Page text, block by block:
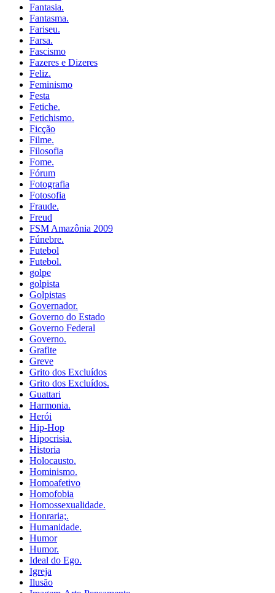
Fantasia.
Fantasma.
Fariseu.
Farsa.
Fascismo
Fazeres e Dizeres
Feliz.
Feminismo
Festa
Fetiche.
Fetichismo.
Ficção
Filme.
Filosofia
Fome.
Fórum
Fotografia
Fotosofia
Fraude.
Freud
FSM Amazônia 2009
Fúnebre.
Futebol
Futebol.
golpe
golpista
Golpistas
Governador.
Governo do Estado
Governo Federal
Governo.
Grafite
Greve
Grito dos Excluídos
Grito dos Excluídos.
Guattari
Harmonia.
Herói
Hip-Hop
Hipocrisia.
Historia
Holocausto.
Hominismo.
Homoafetivo
Homofobia
Homossexualidade.
Honraria;.
Humanidade.
Humor
Humor.
Ideal do Ego.
Igreja
Ilusão